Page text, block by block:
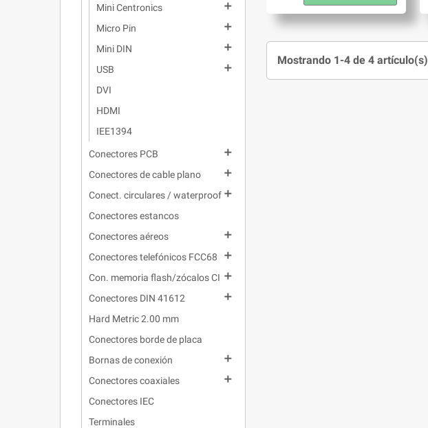
Mini Centronics

Micro Pin

Mini DIN

USB

DVI
HDMI
IEE1394
Conectores PCB

Conectores de cable plano

Conect. circulares / waterproof 
Conectores estancos
Conectores aéreos

Conectores telefónicos FCC68

Con. memoria flash/zócalos CI 
Conectores DIN 41612

Hard Metric 2.00 mm
Conectores borde de placa
Bornas de conexión

Conectores coaxiales

Conectores IEC
Terminales
Mostrando 1-4 de 4 artículo(s)